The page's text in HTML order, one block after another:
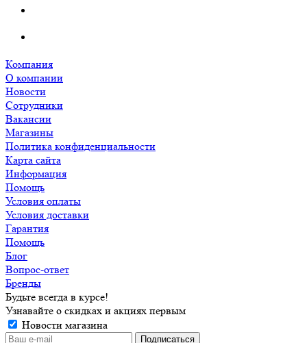
Компания
О компании
Новости
Сотрудники
Вакансии
Магазины
Политика конфиденциальности
Карта сайта
Информация
Помощь
Условия оплаты
Условия доставки
Гарантия
Помощь
Блог
Вопрос-ответ
Бренды
Будьте всегда в курсе!
Узнавайте о скидках и акциях первым
Новости магазина